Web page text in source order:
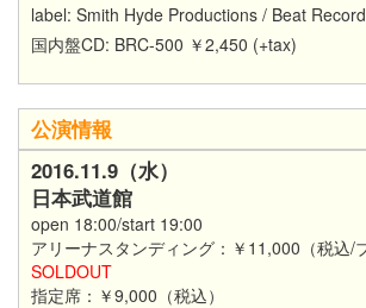
label: Smith Hyde Productions / Beat
国内盤CD: BRC-500 ￥2,450 (+tax)
公演情報
2016.11.9（水）
日本武道館
open 18:00/start 19:00
アリーナスタンディング：￥11,000（税込/
SOLDOUT
指定席：￥9,000（税込）